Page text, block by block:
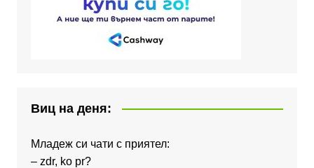
Виц на деня:
Младеж си чати с приятел:
– zdr, ko pr?